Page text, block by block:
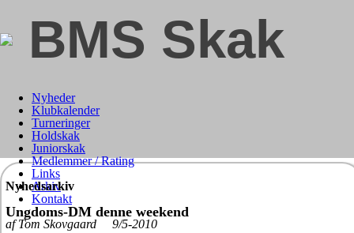
BMS Skak
Nyheder
Klubkalender
Turneringer
Holdskak
Juniorskak
Medlemmer / Rating
Links
Arkiv
Kontakt
Nyhedsarkiv
Ungdoms-DM denne weekend
af Tom Skovgaard 9/5-2010